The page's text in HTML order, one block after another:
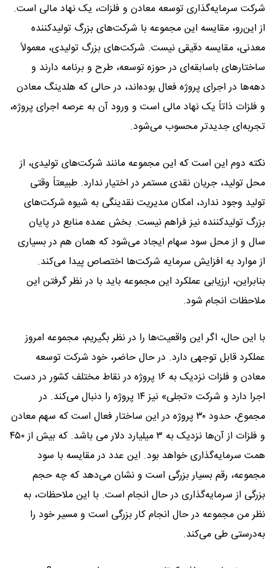
شرکت سرمایه‌گذاری توسعه معادن و فلزات، یک نهاد مالی است.
از این‌رو، مقایسه این مجموعه با شرکت‌های بزرگ تولیدکننده
معدنی، مقایسه دقیقی نیست. شرکت‌های بزرگ تولیدی، معمولاً
ساختارهای باسابقه‌ای در حوزه توسعه، طرح و برنامه دارند و
دهه‌ها در اجرای پروژه فعال بوده‌اند، در حالی‌ که هلدینگ معادن
و فلزات ذاتاً یک نهاد مالی است و ورود آن به عرصه اجرای پروژه،
تجربه‌ای جدیدتر محسوب می‌شود.
نکته دوم این است که این مجموعه مانند شرکت‌های تولیدی، از
محل تولید، جریان نقدی مستمر در اختیار ندارد. طبیعتاً وقتی
تولید وجود ندارد، امکان مدیریت نقدینگی به شیوه شرکت‌های
بزرگ تولیدکننده نیز فراهم نیست. بخش عمده منابع در پایان
سال و از محل سود سهام ایجاد می‌شود که همان هم در بسیاری
از موارد به افزایش سرمایه شرکت‌ها اختصاص پیدا می‌کند.
بنابراین، ارزیابی عملکرد این مجموعه باید با در نظر گرفتن این
ملاحظات انجام شود.
با این حال، اگر این واقعیت‌ها را در نظر بگیریم، مجموعه امروز
عملکرد قابل توجهی دارد. در حال حاضر، خود شرکت توسعه
معادن و فلزات نزدیک به ۱۶ پروژه در نقاط مختلف کشور در دست
اجرا دارد و شرکت «تجلی» نیز ۱۴ پروژه را دنبال می‌کند. در
مجموع، حدود ۳۰ پروژه در این ساختار فعال است که سهم معادن
و فلزات از آن‌ها نزدیک به ۳ میلیارد دلار می باشد. که بیش از ۴۵۰
همت سرمایه‌گذاری خواهد بود. این عدد در مقایسه با سود
مجموعه، رقم بسیار بزرگی است و نشان می‌دهد که چه حجم
بزرگی از سرمایه‌گذاری در حال انجام است. با این ملاحظات، به
نظر من مجموعه در حال انجام کار بزرگی است و مسیر خود را
به‌درستی طی می‌کند.